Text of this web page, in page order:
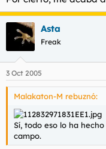
Asta
Freak
3 Oct 2005
Malakaton-M rebuznó:
Sí, todo eso lo ha
campo.